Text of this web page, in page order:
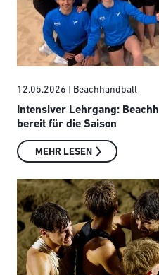
12.05.2026 | Beachhandball
Intensiver Lehrgang:
bereit für die Saison
MEHR LESEN